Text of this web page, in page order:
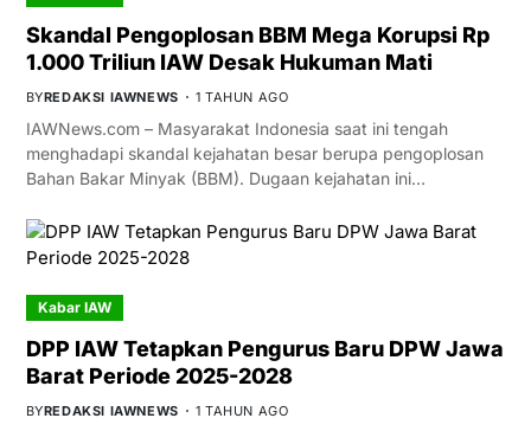
Skandal Pengoplosan BBM Mega Korupsi Rp
1.000 Triliun IAW Desak Hukuman Mati
BYREDAKSI IAWNEWS 1 TAHUN AGO
IAWNews.com – Masyarakat Indonesia saat ini tengah
menghadapi skandal kejahatan besar berupa pengoplosan
Bahan Bakar Minyak (BBM). Dugaan kejahatan ini…
Kabar IAW
DPP IAW Tetapkan Pengurus Baru DPW Jawa
Barat Periode 2025-2028
BYREDAKSI IAWNEWS 1 TAHUN AGO